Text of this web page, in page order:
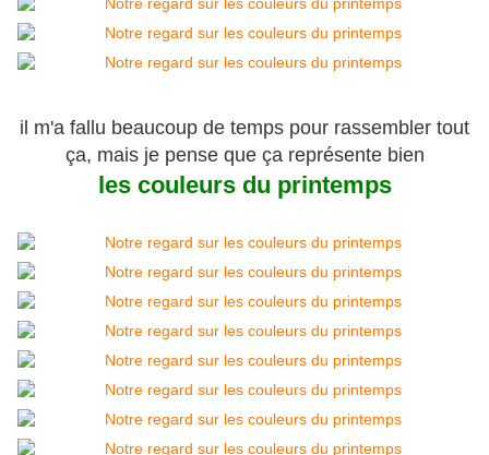
il m'a fallu beaucoup de temps pour rassembler tout
ça, mais je pense que ça représente bien
les couleurs du printemps